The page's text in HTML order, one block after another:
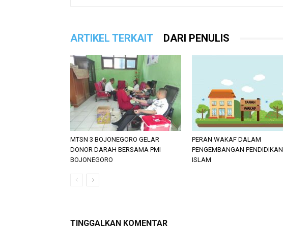
ARTIKEL TERKAIT DARI PENULIS
MTSN 3 BOJONEGORO GELAR
DONOR DARAH BERSAMA PMI
BOJONEGORO
PERAN WAKAF DALAM
PENGEMBANGAN PENDIDIKAN
ISLAM
TINGGALKAN KOMENTAR